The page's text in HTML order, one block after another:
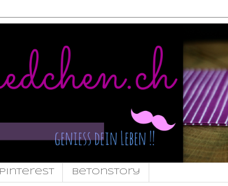
pinterest Betonstory